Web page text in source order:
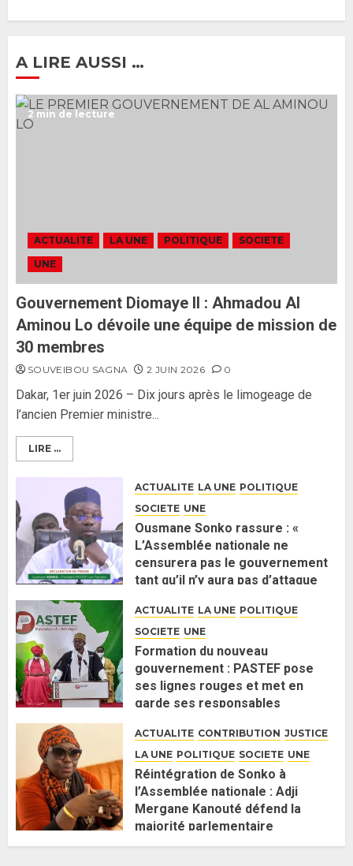
Ousmane Sonko rassure : «
3
gouvernement : PASTEF pose
A LIRE AUSSI …
2 min de lecture
ACTUALITE LA UNE POLITIQUE
SOCIETE
UNE
Gouvernement Diomaye II : Ahmadou Al
Aminou Lo dévoile une équipe de mission de
30 membres
SOUVEIBOU SAGNA 2 JUIN 2026 0
Dakar, 1er juin 2026 – Dix jours après le limogeage de
l’ancien Premier ministre...
LIRE ...
ACTUALITE LA UNE POLITIQUE
SOCIETE UNE
Ousmane Sonko rassure : «
L’Assemblée nationale ne
censurera pas le gouvernement
tant qu’il n’y aura pas d’attaque
2 JUIN 2026 0
ACTUALITE LA UNE POLITIQUE
SOCIETE UNE
Formation du nouveau
gouvernement : PASTEF pose
ses lignes rouges et met en
garde ses responsables
ACTUALITE CONTRIBUTION JUSTICE
LA UNE POLITIQUE SOCIETE UNE
Réintégration de Sonko à
l’Assemblée nationale : Adji
Mergane Kanouté défend la
majorité parlementaire
26 MAI 2026 0